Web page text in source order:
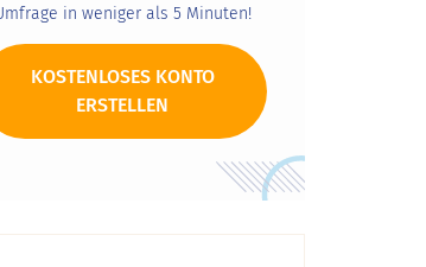
in weniger als 5 Minuten!
KOSTENLOSES KONTO
ERSTELLEN